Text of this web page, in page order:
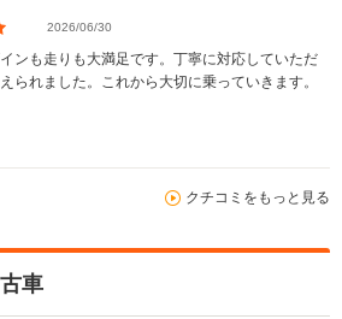
2026/06/30
ンも走りも大満足です。丁寧に対応していただ
られました。これから大切に乗っていきます。
クチコミをもっと見る
車